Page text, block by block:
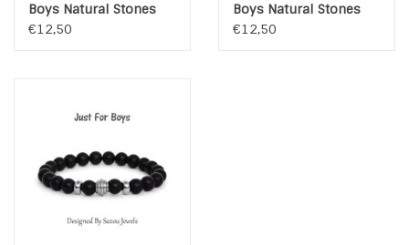
Boys Natural Stones
Tijgeroog
€12,50
Boys Natural Stones
Black Onyx
€12,50